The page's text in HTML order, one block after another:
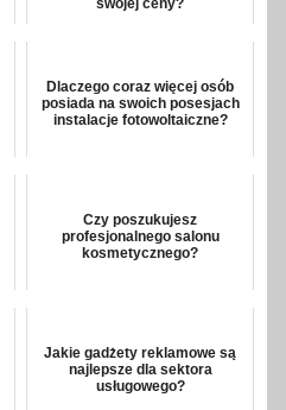
Dlaczego coraz więcej osób
posiada na swoich posesjach
instalacje fotowoltaiczne?
Czy poszukujesz
profesjonalnego salonu
kosmetycznego?
Jakie gadżety reklamowe są
najlepsze dla sektora
usługowego?